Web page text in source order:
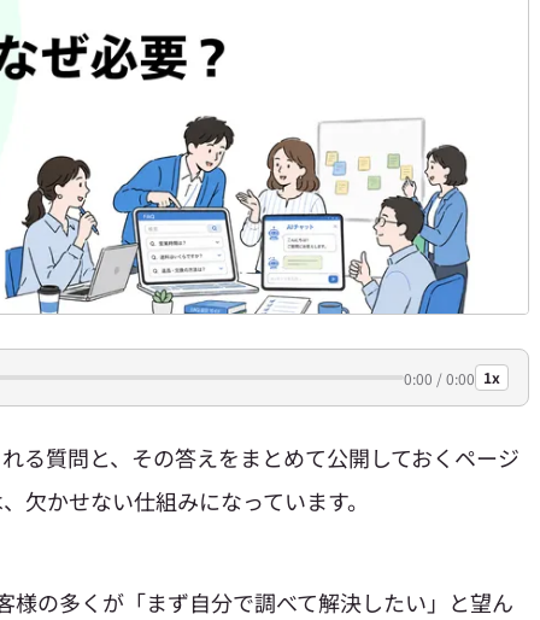
0:00 / 0:00 1x
る質問と、その答えをまとめて公開しておくページ
欠かせない仕組みになっています。
様の多くが「まず自分で調べて解決したい」と望ん